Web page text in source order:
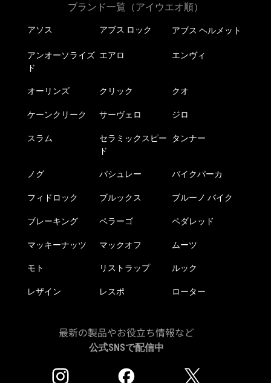
ブランド一覧（アイウエオ順）
アソス アブス ロック アブス ヘルメット
アンオーソライズ
ド
エアロ エンヴィ
オーリンズ クリック クオ
ケーンクリーク サーヴェロ ジロ
スラム
セラミックスピー
ド
タンナー
ノグ パシュレー バイクパーカ
フィドロック ブルックス ブルーノ バイク
ブレーキング ペラーゴ ペダレッド
マッキーナッツ マックオフ ムーツ
モト リストラップ ルック
レザイン レスポ ローター
最新の製品やお役立ち情報など
公式SNSで配信中